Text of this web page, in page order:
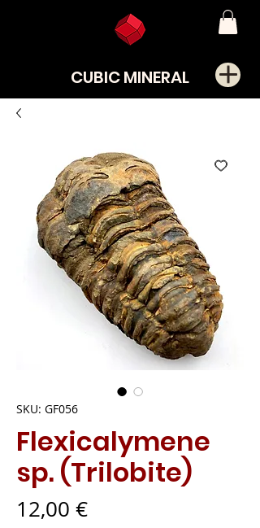
CUBIC MINERAL
SKU: GF056
Flexicalymene
sp. (Trilobite)
12,00 €Preço